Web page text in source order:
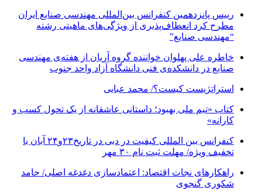
رییس پانزدهمین کنفرانس بین‌المللی مهندسی صنایع ایران
مطرح کرد انعطاف‌پذیری از ویژگی‌های ماهیتی رشته
“مهندسی صنایع”
خاطره علی پهلوان خواننده گروه آریان از هفته‌ی مهندسی
صنایع در دانشکده‌ی فنی دانشگاه آزاد واحد جنوب
استراتژیست کیست؟‬/ محمد عبایی
کتاب «تیم ملی بهبود؛ داستانی عاشقانه از یک تحول کسب و
کارانه»
کنفرانس بین المللی کیفیت در دبی در تاریخ۲۳و۲۴ آبان با
تخفیف ویژه/ مهلت ثبت نام ۳۰ مهر
راهکارهای نجات اقتصاد: اعتمادسازی دغدغه اصلی/ حامد
شکوری گنجوی